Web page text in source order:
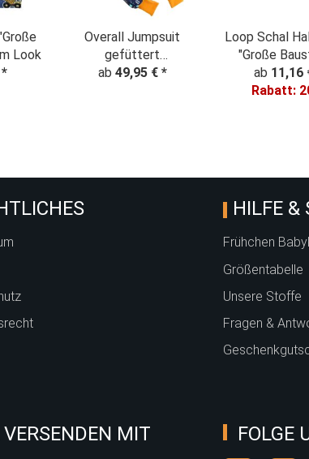
Look
*
Overall Jumpsuit
gefüttert
"Pflanzentraum"
ab 49,95 € *
Loop Schal
"Große
Denim
ab 11,16
Rabatt:
HILFE &
Frühchen
Größentabelle
Unsere Stoffe
Fragen &
MIT FOLGE